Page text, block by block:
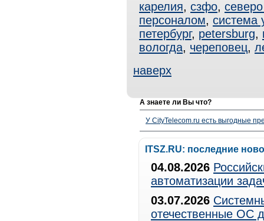
карелия, сзфо,
персоналом, система
петербург, petersburg,
вологда, череповец,
наверх
А знаете ли Вы что?
У CityTelecom.ru есть выгодные
ITSZ.RU: последние
04.08.2026
автоматизации
03.07.2026
отечественные ОС